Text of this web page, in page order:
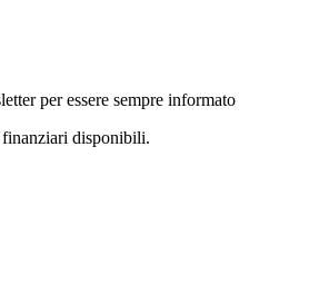
per essere sempre informato
disponibili.